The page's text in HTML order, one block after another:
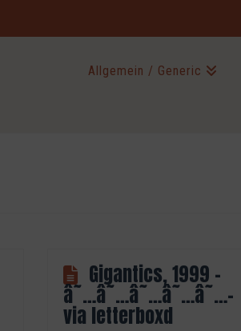
Allgemein / Generic
Gigantics, 1999 –
â˜…â˜…â˜…â˜…â˜…-
via letterboxd